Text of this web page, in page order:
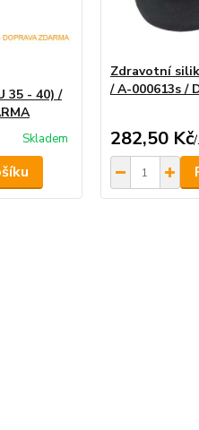
35 - 40) /
Skladem
Zdravotní
/ A-000613s /
282,50 Kč/.